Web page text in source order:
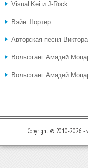
Visual Kei и J-Rock
Вэйн Шортер
Авторская песня
Вольфганг Амадей
Вольфганг Амадей
Copyright © 2010-2026 -